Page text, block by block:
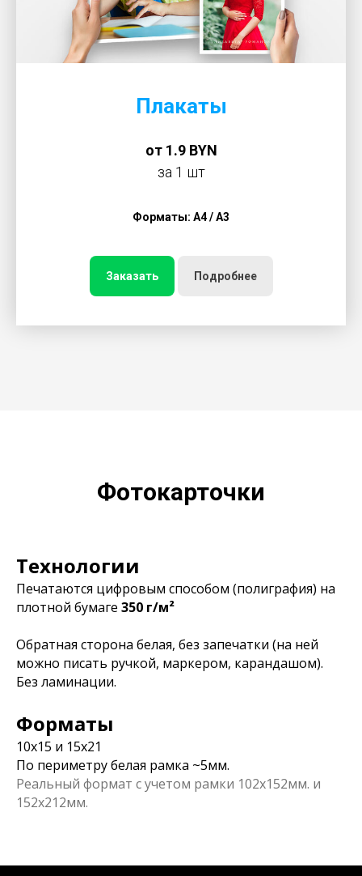
Плакаты
от 1.9 BYN
за 1 шт
Форматы: А4 / A3
Заказать Подробнее
Фотокарточки
Технологии
Печатаются цифровым способом (полиграфия) на
плотной бумаге 350 г/м²
Обратная сторона белая, без запечатки (на ней
можно писать ручкой, маркером, карандашом).
Без ламинации.
Форматы
10х15 и 15х21
По периметру белая рамка ~5мм.
Реальный формат с учетом рамки 102х152мм. и
152х212мм.